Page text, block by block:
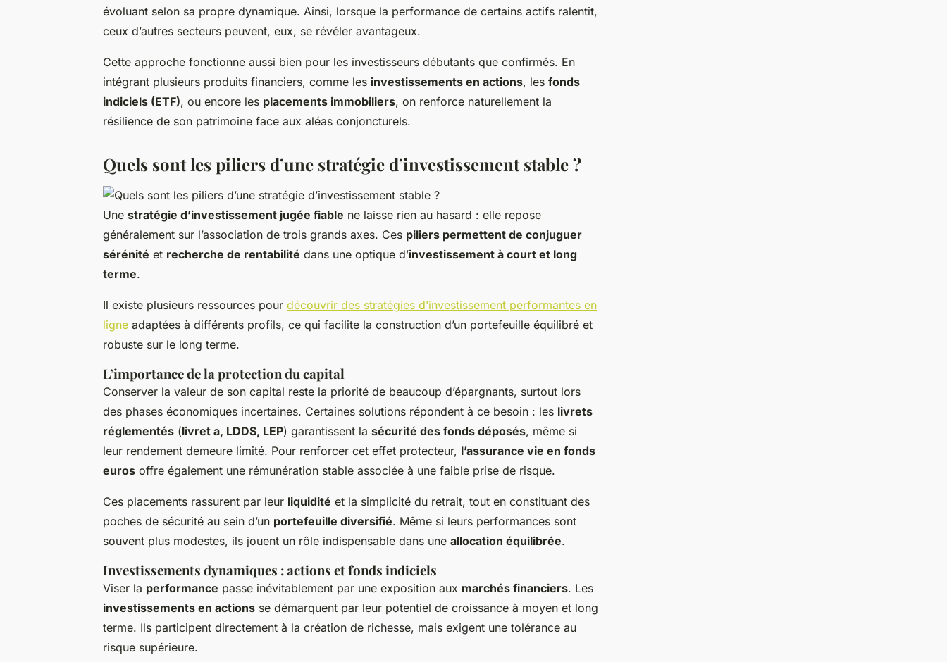
évoluant selon sa propre dynamique. Ainsi, lorsque la performance de certains actifs ralentit,
ceux d’autres secteurs peuvent, eux, se révéler avantageux.
Cette approche fonctionne aussi bien pour les investisseurs débutants que confirmés. En
intégrant plusieurs produits financiers, comme les investissements en actions, les fonds
indiciels (ETF), ou encore les placements immobiliers, on renforce naturellement la
résilience de son patrimoine face aux aléas conjoncturels.
Quels sont les piliers d’une stratégie d’investissement stable ?
Une stratégie d’investissement jugée fiable ne laisse rien au hasard : elle repose
généralement sur l’association de trois grands axes. Ces piliers permettent de conjuguer
sérénité et recherche de rentabilité dans une optique d’investissement à court et long
terme.
Il existe plusieurs ressources pour découvrir des stratégies d’investissement performantes en
ligne adaptées à différents profils, ce qui facilite la construction d’un portefeuille équilibré et
robuste sur le long terme.
L’importance de la protection du capital
Conserver la valeur de son capital reste la priorité de beaucoup d’épargnants, surtout lors
des phases économiques incertaines. Certaines solutions répondent à ce besoin : les livrets
réglementés (livret a, LDDS, LEP) garantissent la sécurité des fonds déposés, même si
leur rendement demeure limité. Pour renforcer cet effet protecteur, l’assurance vie en fonds
euros offre également une rémunération stable associée à une faible prise de risque.
Ces placements rassurent par leur liquidité et la simplicité du retrait, tout en constituant des
poches de sécurité au sein d’un portefeuille diversifié. Même si leurs performances sont
souvent plus modestes, ils jouent un rôle indispensable dans une allocation équilibrée.
Investissements dynamiques : actions et fonds indiciels
Viser la performance passe inévitablement par une exposition aux marchés financiers. Les
investissements en actions se démarquent par leur potentiel de croissance à moyen et long
terme. Ils participent directement à la création de richesse, mais exigent une tolérance au
risque supérieure.